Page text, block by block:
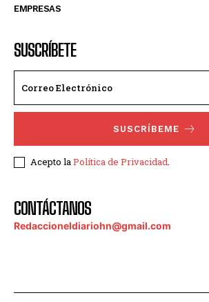
EMPRESAS
SUSCRÍBETE
SUSCRÍBEME
Acepto laPolítica de Privacidad.
CONTÁCTANOS
Redaccioneldiariohn@gmail.com